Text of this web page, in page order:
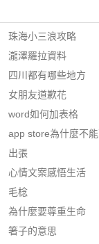
珠海小三浪攻略
瀧澤羅拉資料
四川都有哪些地方
女朋友道歉花
word如何加表格
app store為什麼不
出張
心情文案感悟生活
毛棯
為什麼要尊重生命
箸子的意思